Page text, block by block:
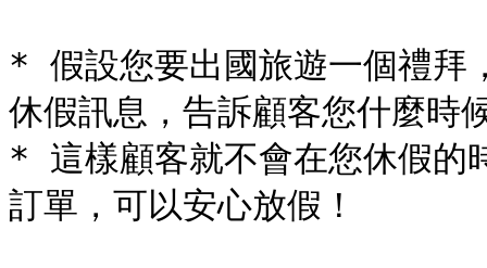
* 假設您要出國旅遊一個禮拜
休假訊息，告訴顧客您什麼時
* 這樣顧客就不會在您休假的
訂單，可以安心放假！